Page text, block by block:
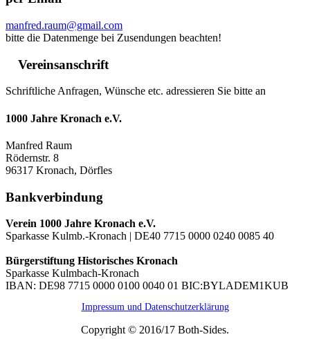
manfred.raum@gmail.com
bitte die Datenmenge bei Zusendungen beachten!
Vereinsanschrift
Schriftliche Anfragen, Wünsche etc. adressieren Sie bitte an
1000 Jahre Kronach e.V.
Manfred Raum
Rödernstr. 8
96317 Kronach, Dörfles
Bankverbindung
Verein 1000 Jahre Kronach e.V.
Sparkasse Kulmb.-Kronach | DE40 7715 0000 0240 0085 40
Bürgerstiftung Historisches Kronach
Sparkasse Kulmbach-Kronach
IBAN: DE98 7715 0000 0100 0040 01 BIC:BYLADEM1KUB
Impressum und Datenschutzerklärung
Copyright © 2016/17 Both-Sides.